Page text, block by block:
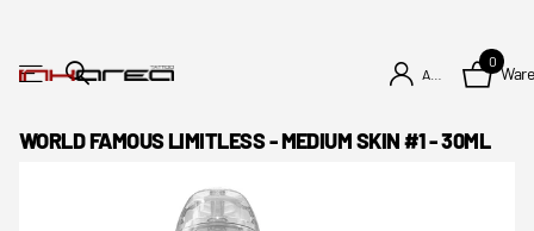
0
WORLD FAMOUS LIMITLESS - MEDIUM SKIN #1 - 30ML